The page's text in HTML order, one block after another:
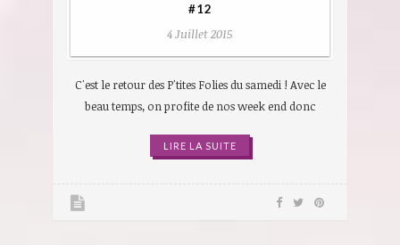
#12
4 Juillet 2015
C'est le retour des P'tites Folies du samedi ! Avec le
beau temps, on profite de nos week end donc
LIRE LA SUITE